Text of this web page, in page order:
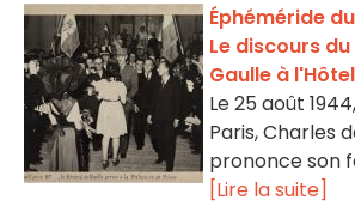
Éphéméride
Le discours
Gaulle à
Le 25 août
Paris, Charles
prononce son
[Lire la suite]